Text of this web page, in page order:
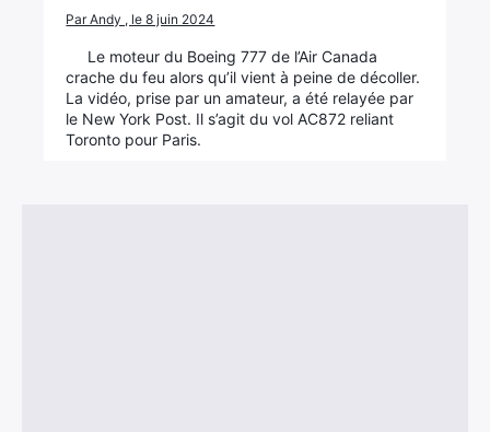
Par Andy , le 8 juin 2024
Le moteur du Boeing 777 de l’Air Canada
crache du feu alors qu’il vient à peine de décoller.
La vidéo, prise par un amateur, a été relayée par
le New York Post. Il s’agit du vol AC872 reliant
Toronto pour Paris.